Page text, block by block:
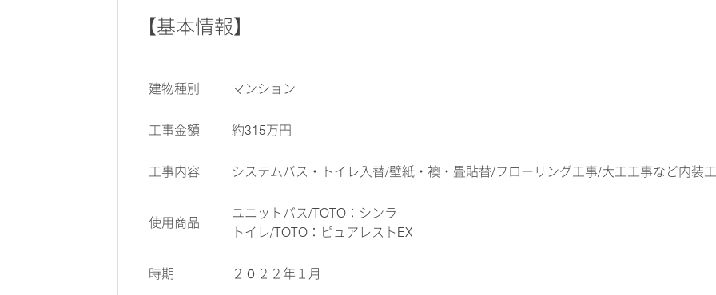
【基本情報】
建物種別 マンション
工事金額 約315万円
工事内容 システムバス・トイレ入替/壁紙・襖・畳貼替/フローリング工事/大工工事など内装
使用商品
ユニットバス/TOTO：シンラ
トイレ/TOTO：ピュアレストEX
時期 ２０２２年１月